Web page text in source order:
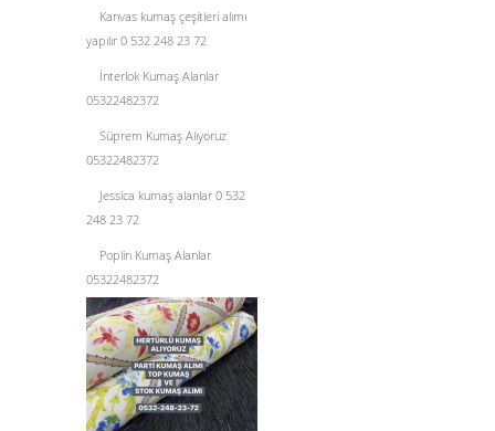
Kanvas kumaş çeşitleri alımı
yapılır 0 532 248 23 72
İnterlok Kumaş Alanlar
05322482372
Süprem Kumaş Alıyoruz
05322482372
Jessica kumaş alanlar 0 532
248 23 72
Poplin Kumaş Alanlar
05322482372